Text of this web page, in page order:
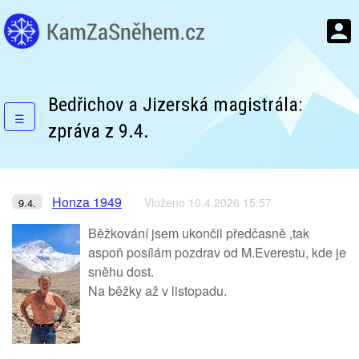
☰
Bedřichov a Jizerská magistrála:
zpráva z 9.4.
9.4. Honza 1949 Vloženo 10.4.2026 15:57
Běžkování jsem ukončil předčasně ,tak
aspoň posílám pozdrav od M.Everestu, kde je
sněhu dost.
Na běžky až v listopadu.